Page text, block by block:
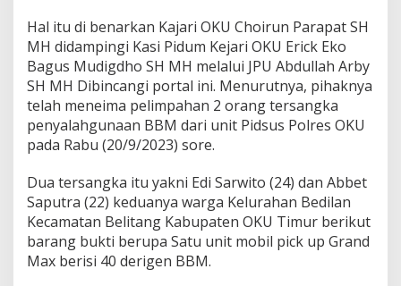
Hal itu di benarkan Kajari OKU Choirun Parapat SH
MH didampingi Kasi Pidum Kejari OKU Erick Eko
Bagus Mudigdho SH MH melalui JPU Abdullah Arby
SH MH Dibincangi portal ini. Menurutnya, pihaknya
telah meneima pelimpahan 2 orang tersangka
penyalahgunaan BBM dari unit Pidsus Polres OKU
pada Rabu (20/9/2023) sore.
Dua tersangka itu yakni Edi Sarwito (24) dan Abbet
Saputra (22) keduanya warga Kelurahan Bedilan
Kecamatan Belitang Kabupaten OKU Timur berikut
barang bukti berupa Satu unit mobil pick up Grand
Max berisi 40 derigen BBM.